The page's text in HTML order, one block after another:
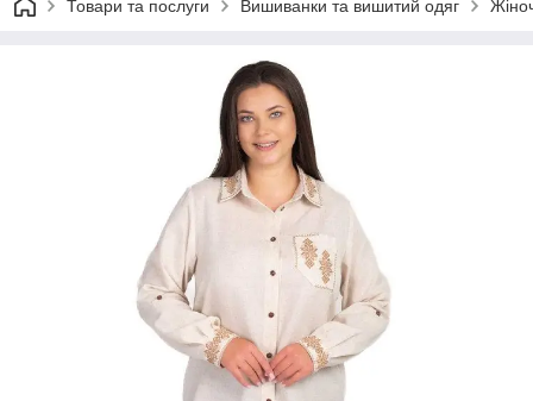
Товари та послуги Вишиванки та вишитий одяг